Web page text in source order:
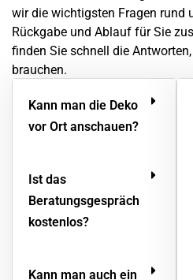
wir die wichtigsten Fragen rund
Rückgabe und Ablauf für Sie
finden Sie schnell die
brauchen.
Kann man die Deko
vor Ort anschauen?
Ist das
Beratungsgespräch
kostenlos?
Kann man auch ein